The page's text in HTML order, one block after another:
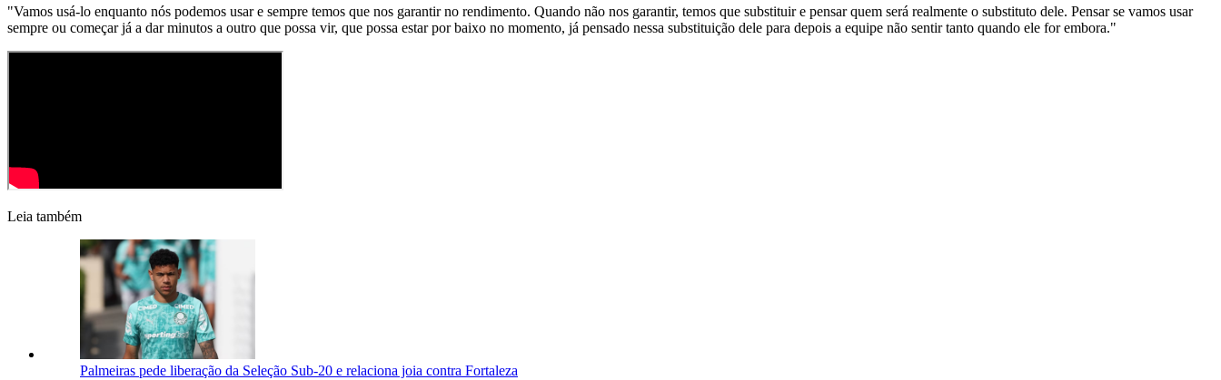
"Vamos usá-lo enquanto nós podemos usar e sempre temos que nos garantir no rendimento. Quando não nos garantir, temos que substituir e pensar quem será realmente o substituto dele. Pensar se vamos usar
sempre ou começar já a dar minutos a outro que possa vir, que possa estar por baixo no momento, já pensado nessa substituição dele para depois a equipe não sentir tanto quando ele for embora."
Leia também
Palmeiras pede liberação da Seleção Sub-20 e relaciona joia contra Fortaleza